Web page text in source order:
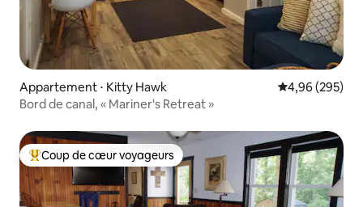
Appartement ⋅ Kitty Hawk Évaluation
4,96 (295)
Bord de canal, « Mariner's Retreat »
Coups de cœur voyageurs les plus appréciés
Coup de cœur voyageurs